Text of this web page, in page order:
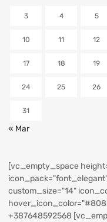
3 4 5
10 11 12
17 18 19
24 25 26
31
« Mar
[vc_empty_space
custom_size="14"
+387648592568